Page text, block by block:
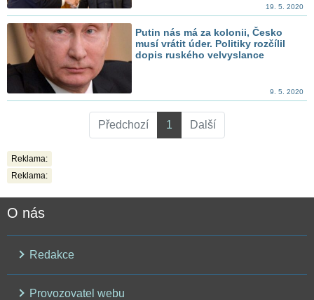
19. 5. 2020
Putin nás má za kolonii, Česko
musí vrátit úder. Politiky rozčílil
dopis ruského velvyslance
9. 5. 2020
Předchozí 1 Další
Reklama:
Reklama:
O nás
Redakce
Provozovatel webu